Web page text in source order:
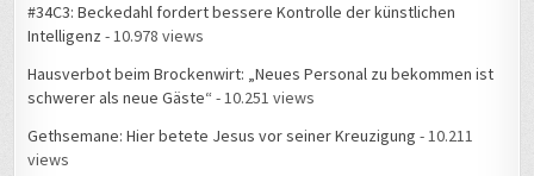
#34C3: Beckedahl fordert bessere Kontrolle der künstlichen
Intelligenz - 10.978 views
Hausverbot beim Brockenwirt: „Neues Personal zu bekommen ist
schwerer als neue Gäste“ - 10.251 views
Gethsemane: Hier betete Jesus vor seiner Kreuzigung - 10.211
views